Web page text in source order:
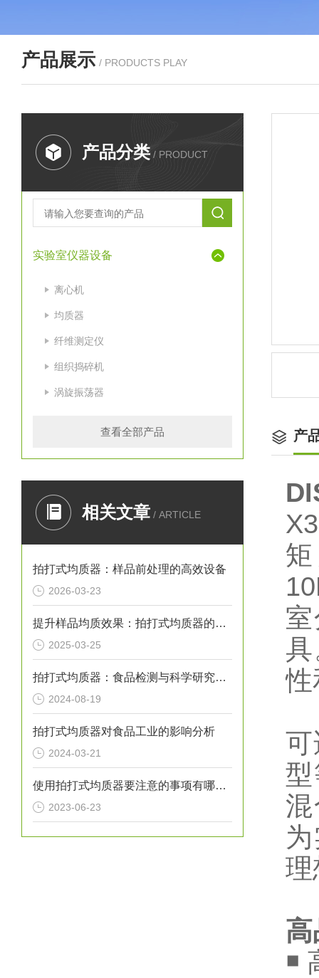
产品展示 / PRODUCTS PLAY
产品分类 / PRODUCT
实验室仪器设备
离心机
均质器
纤维测定仪
组织捣碎机
涡旋振荡器
查看全部产品
相关文章 / ARTICLE
拍打式均质器：样品前处理的高效设备
2026-03-23
提升样品均质效果：拍打式均质器的性能优化
2025-03-25
拍打式均质器：食品检测与科学研究的高效助手
2024-08-19
拍打式均质器对食品工业的影响分析
2024-03-21
使用拍打式均质器要注意的事项有哪些？
2023-06-23
产
性
理
￭